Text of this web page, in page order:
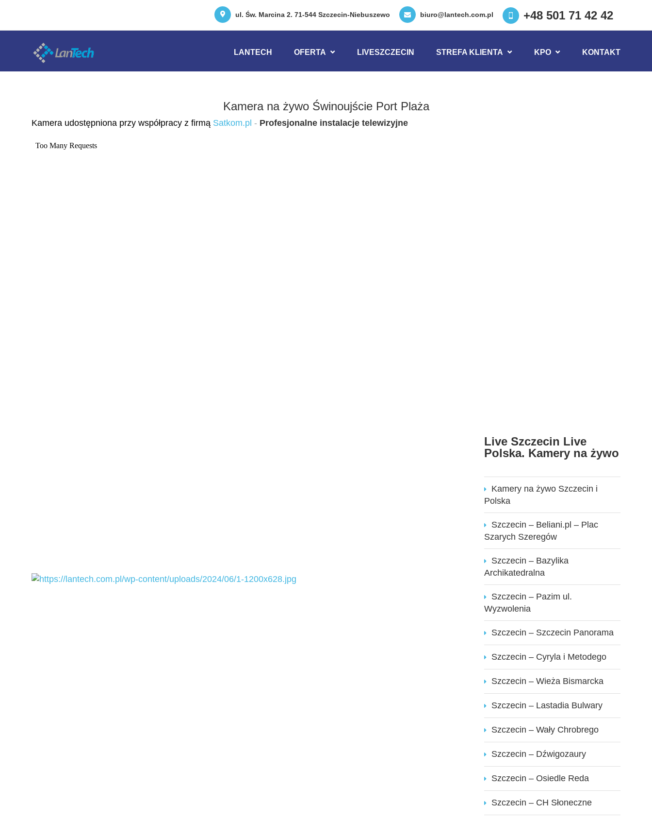
ul. Św. Marcina 2. 71-544 Szczecin-Niebuszewo biuro@lantech.com.pl +48 501 71 42 42
LANTECH OFERTA LIVESZCZECIN STREFA KLIENTA KPO KONTAKT
Kamera na żywo Świnoujście Port Plaża
Kamera udostępniona przy współpracy z firmą Satkom.pl - Profesjonalne instalacje telewizyjne
Live Szczecin Live
Polska. Kamery na żywo
Kamery na żywo Szczecin i
Polska
Szczecin – Beliani.pl – Plac
Szarych Szeregów
Szczecin – Bazylika
Archikatedralna
Szczecin – Pazim ul.
Wyzwolenia
Szczecin – Szczecin Panorama
Szczecin – Cyryla i Metodego
Szczecin – Wieża Bismarcka
Szczecin – Lastadia Bulwary
Szczecin – Wały Chrobrego
Szczecin – Dźwigozaury
Szczecin – Osiedle Reda
Szczecin – CH Słoneczne